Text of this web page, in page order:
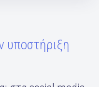
υποστήριξη